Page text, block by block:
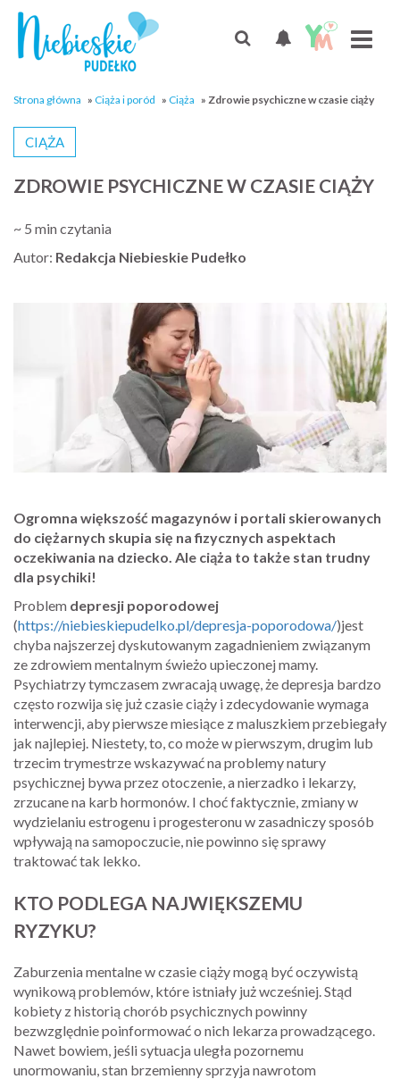
Strona główna » Ciąża i poród » Ciąża » Zdrowie psychiczne w czasie ciąży
ZDROWIE PSYCHICZNE W CZASIE CIĄŻY
CIĄŻA
~ 5 min czytania
Autor: Redakcja Niebieskie Pudełko
Ogromna większość magazynów i portali skierowanych
do ciężarnych skupia się na fizycznych aspektach
oczekiwania na dziecko. Ale ciąża to także stan trudny
dla psychiki!
Problem depresji poporodowej
(https://niebieskiepudelko.pl/depresja-poporodowa/)jest
chyba najszerzej dyskutowanym zagadnieniem związanym
ze zdrowiem mentalnym świeżo upieczonej mamy.
Psychiatrzy tymczasem zwracają uwagę, że depresja bardzo
często rozwija się już czasie ciąży i zdecydowanie wymaga
interwencji, aby pierwsze miesiące z maluszkiem przebiegały
jak najlepiej. Niestety, to, co może w pierwszym, drugim lub
trzecim trymestrze wskazywać na problemy natury
psychicznej bywa przez otoczenie, a nierzadko i lekarzy,
zrzucane na karb hormonów. I choć faktycznie, zmiany w
wydzielaniu estrogenu i progesteronu w zasadniczy sposób
wpływają na samopoczucie, nie powinno się sprawy
traktować tak lekko.
KTO PODLEGA NAJWIĘKSZEMU
RYZYKU?
Zaburzenia mentalne w czasie ciąży mogą być oczywistą
wynikową problemów, które istniały już wcześniej. Stąd
kobiety z historią chorób psychicznych powinny
bezwzględnie poinformować o nich lekarza prowadzącego.
Nawet bowiem, jeśli sytuacja uległa pozornemu
unormowaniu, stan brzemienny sprzyja nawrotom